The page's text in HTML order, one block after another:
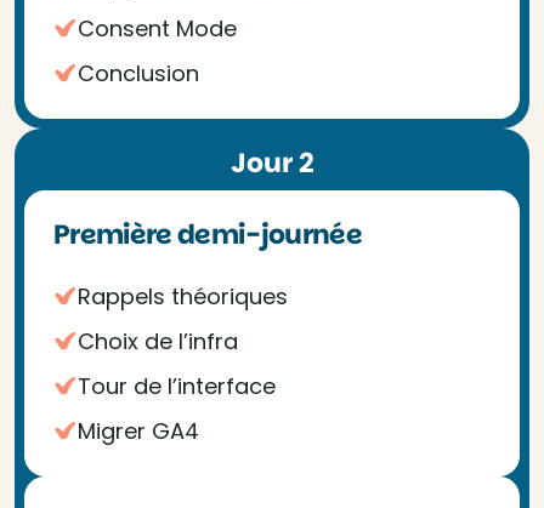
Consent Mode
Conclusion
Jour 2
Première demi-journée
Rappels théoriques
Choix de l’infra
Tour de l’interface
Migrer GA4